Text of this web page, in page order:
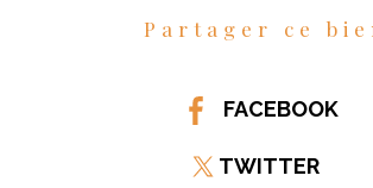
Partager ce
FACEBOOK
TWITTER